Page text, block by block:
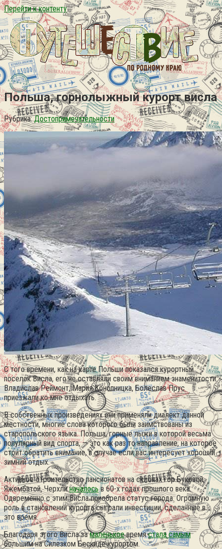
Перейти к контенту
Польша, горнолыжный курорт висла
Рубрика: Достопримечательности
С того времени, как на карте Польши показался курортный
поселок Висла, его не оставляли своим вниманием знаменитости.
Владислав Реймонт, Мария Конопницка, Болеслав Прус
приезжали ко мне отдыхать.
В собственных произведениях они применяли диалект данной
местности, многие слова которого были заимствованы из
старопольского языка. Польша, горные лыжи в которой весьма
популярный вид спорта, — это как раз то направление, на которое
стоит обратить внимание, в случае если вас интересует хороший
зимний отдых.
Активное строительство пансионатов на склонах гор Буковой,
Яжембатой, Черхлиначалосьв 60-х годах прошлого века.
Одвременно с этим Висла приобрела статус города. Огромную
роль в становлении курорта сыграли инвестиции, сделанные в
это время.
Благодаря этого Висла замаленькоевремястала самым
большим на Силезком Бескиде курортом.